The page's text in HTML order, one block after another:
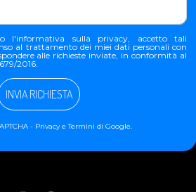
l'informativa sulla privacy, accetto tali
al trattamento dei miei dati personali con
alle richieste inviate, in conformità al
2016.
INVIA RICHIESTA
- PrivacyeTermini di Google.